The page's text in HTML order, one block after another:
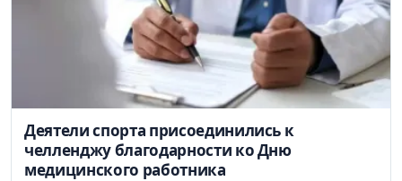
Деятели спорта присоединились к
челленджу благодарности ко Дню
медицинского работника